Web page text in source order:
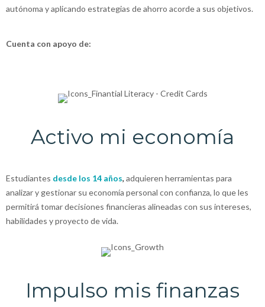
autónoma y aplicando estrategias de ahorro acorde a sus objetivos.
Cuenta con apoyo de:
Activo mi economía
Estudiantes desde los 14 años, adquieren herramientas para
analizar y gestionar su economía personal con confianza, lo que les
permitirá tomar decisiones financieras alineadas con sus intereses,
habilidades y proyecto de vida.
Impulso mis finanzas